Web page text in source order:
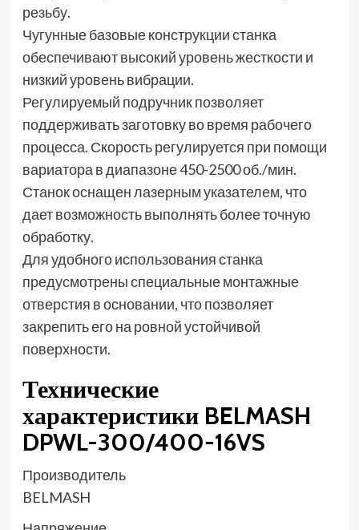
резьбу.
Чугунные базовые конструкции станка
обеспечивают высокий уровень жесткости и
низкий уровень вибрации.
Регулируемый подручник позволяет
поддерживать заготовку во время рабочего
процесса. Скорость регулируется при помощи
вариатора в диапазоне 450-2500 об./мин.
Станок оснащен лазерным указателем, что
дает возможность выполнять более точную
обработку.
Для удобного использования станка
предусмотрены специальные монтажные
отверстия в основании, что позволяет
закрепить его на ровной устойчивой
поверхности.
Технические
характеристики BELMASH
DPWL-300/400-16VS
Производитель
BELMASH